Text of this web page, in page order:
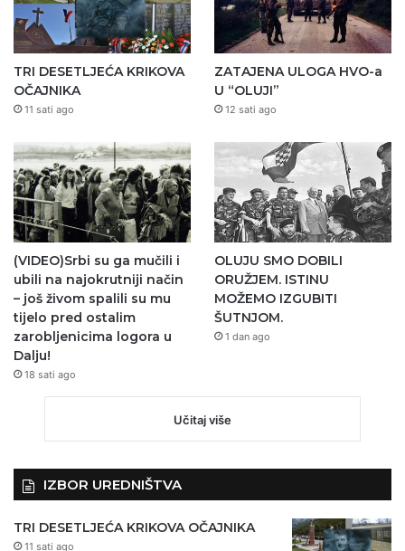
TRI DESETLJEĆA KRIKOVA
OČAJNIKA
11 sati ago
ZATAJENA ULOGA HVO-a
U “OLUJI”
12 sati ago
(VIDEO)Srbi su ga mučili i
ubili na najokrutniji način
– još živom spalili su mu
tijelo pred ostalim
zarobljenicima logora u
Dalju!
18 sati ago
OLUJU SMO DOBILI
ORUŽJEM. ISTINU
MOŽEMO IZGUBITI
ŠUTNJOM.
1 dan ago
Učitaj više
IZBOR UREDNIŠTVA
TRI DESETLJEĆA KRIKOVA OČAJNIKA
11 sati ago